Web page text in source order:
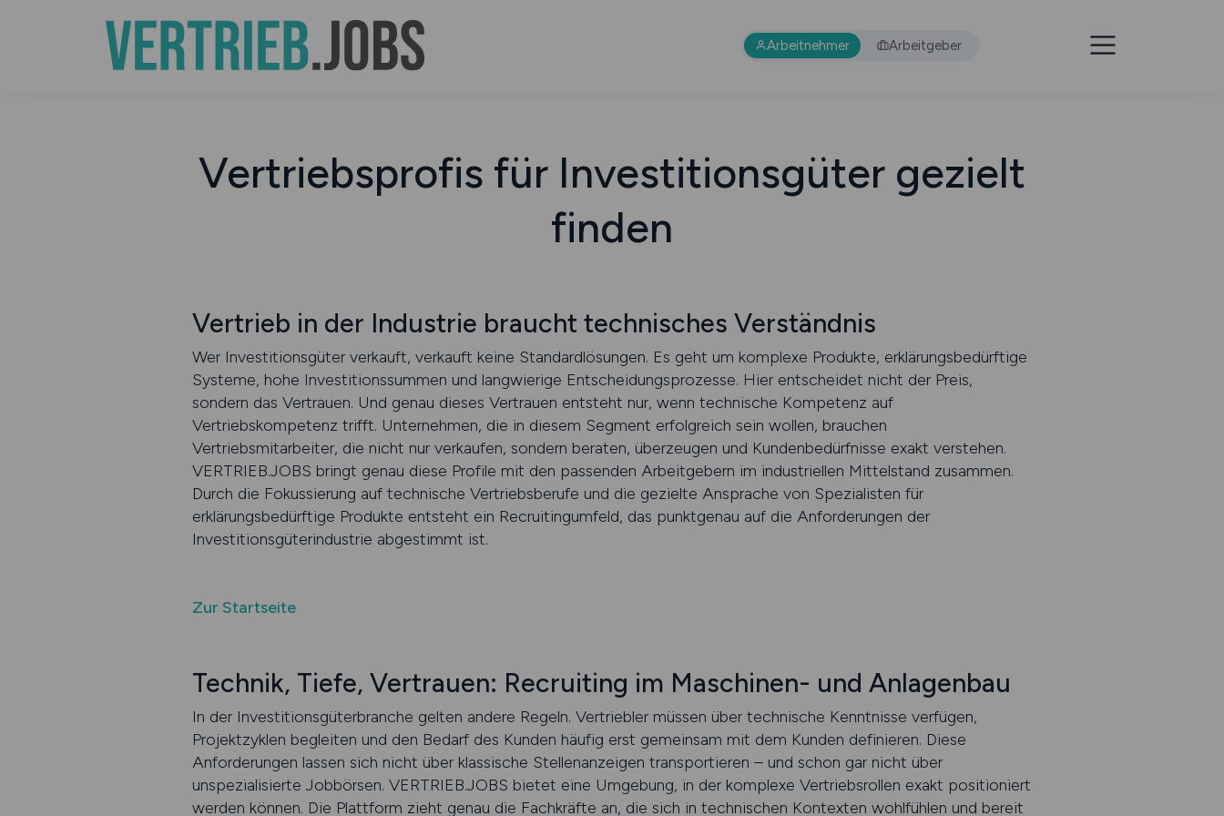
Arbeitnehmer Arbeitgeber
Vertriebsprofis für Investitionsgüter gezielt
finden
Vertrieb in der Industrie braucht technisches Verständnis
Wer Investitionsgüter verkauft, verkauft keine Standardlösungen. Es geht um komplexe Produkte, erklärungsbedürftige
Systeme, hohe Investitionssummen und langwierige Entscheidungsprozesse. Hier entscheidet nicht der Preis,
sondern das Vertrauen. Und genau dieses Vertrauen entsteht nur, wenn technische Kompetenz auf
Vertriebskompetenz trifft. Unternehmen, die in diesem Segment erfolgreich sein wollen, brauchen
Vertriebsmitarbeiter, die nicht nur verkaufen, sondern beraten, überzeugen und Kundenbedürfnisse exakt verstehen.
VERTRIEB.JOBS bringt genau diese Profile mit den passenden Arbeitgebern im industriellen Mittelstand zusammen.
Durch die Fokussierung auf technische Vertriebsberufe und die gezielte Ansprache von Spezialisten für
erklärungsbedürftige Produkte entsteht ein Recruitingumfeld, das punktgenau auf die Anforderungen der
Investitionsgüterindustrie abgestimmt ist.
Zur Startseite
Technik, Tiefe, Vertrauen: Recruiting im Maschinen- und Anlagenbau
In der Investitionsgüterbranche gelten andere Regeln. Vertriebler müssen über technische Kenntnisse verfügen,
Projektzyklen begleiten und den Bedarf des Kunden häufig erst gemeinsam mit dem Kunden definieren. Diese
Anforderungen lassen sich nicht über klassische Stellenanzeigen transportieren – und schon gar nicht über
unspezialisierte Jobbörsen. VERTRIEB.JOBS bietet eine Umgebung, in der komplexe Vertriebsrollen exakt positioniert
werden können. Die Plattform zieht genau die Fachkräfte an, die sich in technischen Kontexten wohlfühlen und bereit